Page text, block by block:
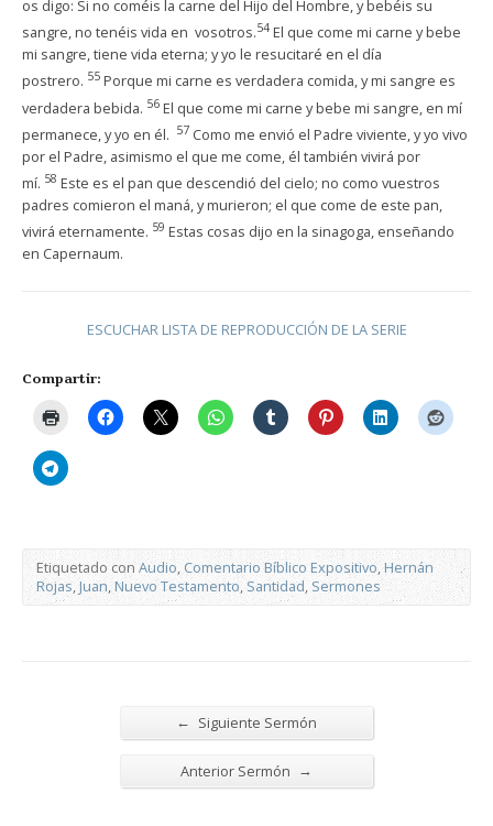
os digo: Si no coméis la carne del Hijo del Hombre, y bebéis su
sangre, no tenéis vida en vosotros.54 El que come mi carne y bebe
mi sangre, tiene vida eterna; y yo le resucitaré en el día
postrero. 55 Porque mi carne es verdadera comida, y mi sangre es
verdadera bebida. 56 El que come mi carne y bebe mi sangre, en mí
permanece, y yo en él. 57 Como me envió el Padre viviente, y yo vivo
por el Padre, asimismo el que me come, él también vivirá por
mí. 58 Este es el pan que descendió del cielo; no como vuestros
padres comieron el maná, y murieron; el que come de este pan,
vivirá eternamente. 59 Estas cosas dijo en la sinagoga, enseñando
en Capernaum.
ESCUCHAR LISTA DE REPRODUCCIÓN DE LA SERIE
Compartir:
Etiquetado conAudio, Comentario Bíblico Expositivo,Hernán
Rojas,Juan,Nuevo Testamento, Santidad, Sermones
← Siguiente Sermón
Anterior Sermón →